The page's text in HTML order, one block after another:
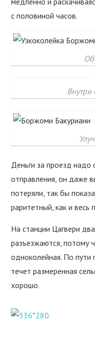
с половиной часов.
Деньги за проезд надо
отправления, он даже
потеряли, так бы
раритетный, как и весь
На станции Цагвери
разъезжаются, потому
одноколейная. По пути
течет размеренная
хорошо.